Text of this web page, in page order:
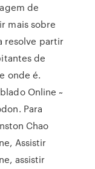
de
mais sobre
resolve partir
de
onde é.
Online ~
Para
Chao
Assistir
assistir